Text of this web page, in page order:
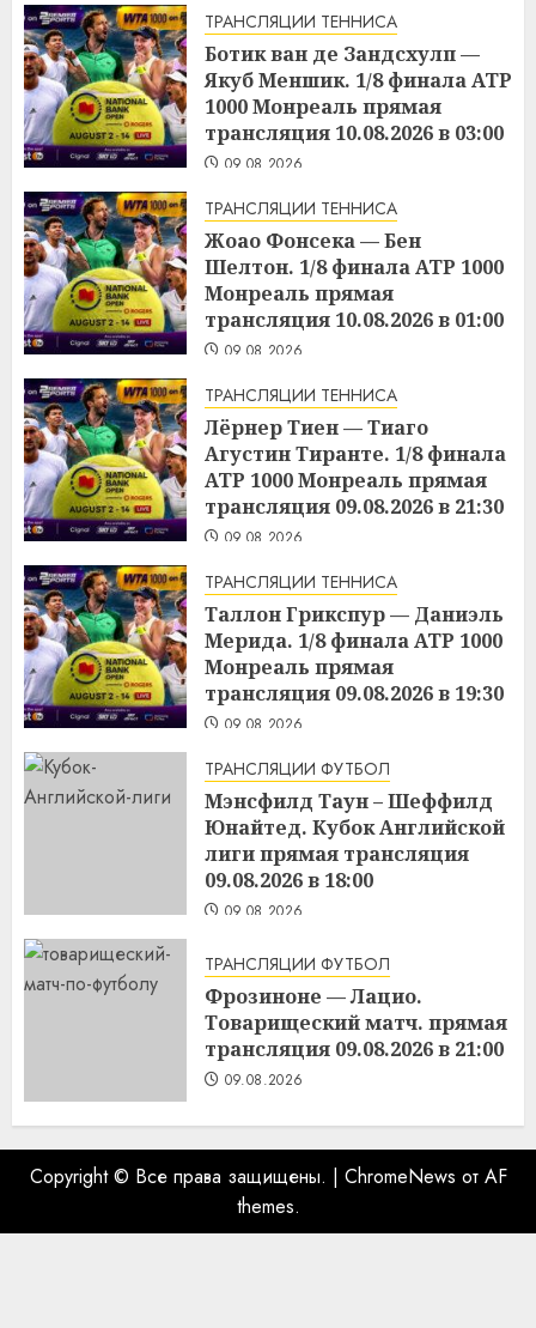
ТРАНСЛЯЦИИ ТЕННИСА
Ботик ван де Зандсхулп —
Якуб Меншик. 1/8 финала ATP
1000 Монреаль прямая
трансляция 10.08.2026 в 03:00
09.08.2026
ТРАНСЛЯЦИИ ТЕННИСА
Жоао Фонсека — Бен
Шелтон. 1/8 финала ATP 1000
Монреаль прямая
трансляция 10.08.2026 в 01:00
09.08.2026
ТРАНСЛЯЦИИ ТЕННИСА
Лёрнер Тиен — Тиаго
Агустин Тиранте. 1/8 финала
ATP 1000 Монреаль прямая
трансляция 09.08.2026 в 21:30
09.08.2026
ТРАНСЛЯЦИИ ТЕННИСА
Таллон Грикспур — Даниэль
Мерида. 1/8 финала ATP 1000
Монреаль прямая
трансляция 09.08.2026 в 19:30
09.08.2026
ТРАНСЛЯЦИИ ФУТБОЛ
Мэнсфилд Таун – Шеффилд
Юнайтед. Кубок Английской
лиги прямая трансляция
09.08.2026 в 18:00
09.08.2026
ТРАНСЛЯЦИИ ФУТБОЛ
Фрозиноне — Лацио.
Товарищеский матч. прямая
трансляция 09.08.2026 в 21:00
09.08.2026
Copyright © Все права защищены. | ChromeNews от AF
themes.